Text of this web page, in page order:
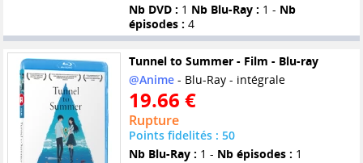
Nb DVD : 1 Nb Blu-Ray : 1 - Nb
épisodes : 4
Tunnel to Summer - Film - Blu-ray
@Anime- Blu-Ray - intégrale
19.66 €
Rupture
Points fidelités : 50
Nb Blu-Ray : 1 - Nb épisodes : 1